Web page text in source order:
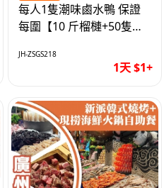
每人1隻潮味鹵水鴨 保證
每圍【10 斤榴槤+50隻湛
1天
JH-ZSGS218
1天 $1+